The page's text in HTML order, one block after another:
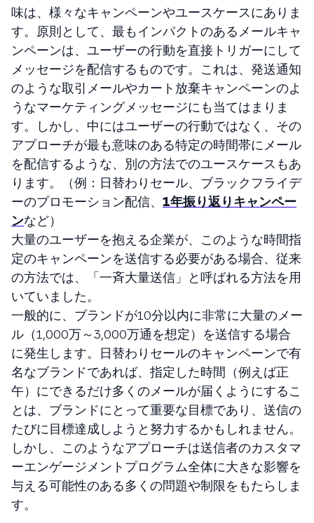
味は、様々なキャンペーンやユースケースにありま
す。原則として、最もインパクトのあるメールキャ
ンペーンは、ユーザーの行動を直接トリガーにして
メッセージを配信するものです。これは、発送通知
のような取引メールやカート放棄キャンペーンのよ
うなマーケティングメッセージにも当てはまりま
す。しかし、中にはユーザーの行動ではなく、その
アプローチが最も意味のある特定の時間帯にメール
を配信するような、別の方法でのユースケースもあ
ります。（例：日替わりセール、ブラックフライデ
ーのプロモーション配信、 1年振り返りキャンペー
ンなど）
大量のユーザーを抱える企業が、このような時間指
定のキャンペーンを送信する必要がある場合、従来
の方法では、「一斉大量送信」と呼ばれる方法を用
いていました。
一般的に、ブランドが10分以内に非常に大量のメー
ル（1,000万～3,000万通を想定）を送信する場合
に発生します。日替わりセールのキャンペーンで有
名なブランドであれば、指定した時間（例えば正
午）にできるだけ多くのメールが届くようにするこ
とは、ブランドにとって重要な目標であり、送信の
たびに目標達成しようと努力するかもしれません。
しかし、このようなアプローチは送信者のカスタマ
ーエンゲージメントプログラム全体に大きな影響を
与える可能性のある多くの問題や制限をもたらしま
す。